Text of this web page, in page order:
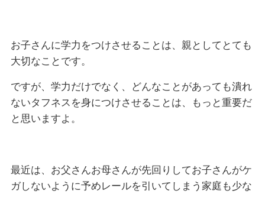
お子さんに学力をつけさせることは、親としてとても
大切なことです。
ですが、学力だけでなく、どんなことがあっても潰れ
ないタフネスを身につけさせることは、もっと重要だ
と思いますよ。
最近は、お父さんお母さんが先回りしてお子さんがケ
ガしないように予めレールを引いてしまう家庭も少な